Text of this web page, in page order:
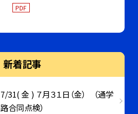
PDF
新着記事
7/31( 金 ) ７月３１日（金） （通学
路合同点検）